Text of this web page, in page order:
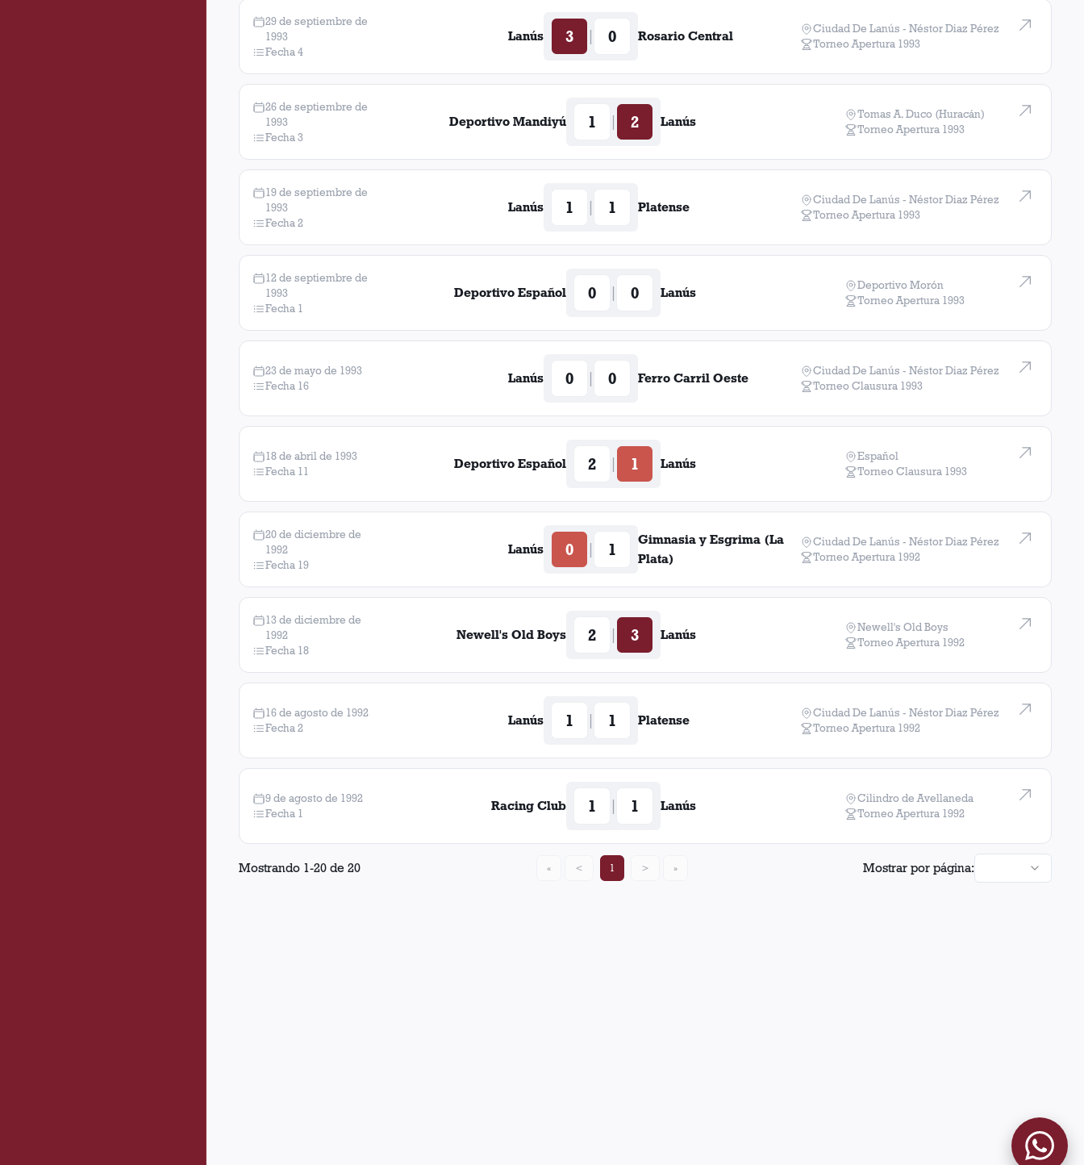
29 de septiembre de
1993
Fecha 4
Lanús 3 0 Rosario Central
Ciudad De Lanús - Néstor Diaz Pérez
Torneo Apertura 1993
26 de septiembre de
1993
Fecha 3
Deportivo Mandiyú 1 2 Lanús
Tomas A. Duco (Huracán)
Torneo Apertura 1993
19 de septiembre de
1993
Fecha 2
Lanús 1 1 Platense
Ciudad De Lanús - Néstor Diaz Pérez
Torneo Apertura 1993
12 de septiembre de
1993
Fecha 1
Deportivo Español 0 0 Lanús
Deportivo Morón
Torneo Apertura 1993
23 de mayo de 1993
Fecha 16
Lanús 0 0 Ferro Carril Oeste
Ciudad De Lanús - Néstor Diaz Pérez
Torneo Clausura 1993
18 de abril de 1993
Fecha 11
Deportivo Español 2 1 Lanús
Español
Torneo Clausura 1993
20 de diciembre de
1992
Fecha 19
Lanús 0 1
Gimnasia y Esgrima (La
Plata)
Ciudad De Lanús - Néstor Diaz Pérez
Torneo Apertura 1992
13 de diciembre de
1992
Fecha 18
Newell's Old Boys 2 3 Lanús
Newell's Old Boys
Torneo Apertura 1992
16 de agosto de 1992
Fecha 2
Lanús 1 1 Platense
Ciudad De Lanús - Néstor Diaz Pérez
Torneo Apertura 1992
9 de agosto de 1992
Fecha 1
Racing Club 1 1 Lanús
Cilindro de Avellaneda
Torneo Apertura 1992
Mostrando 1-20 de 20 « < 1 > » Mostrar por página: